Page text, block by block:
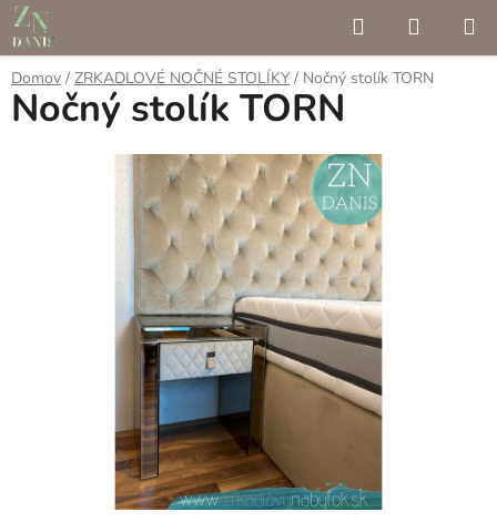
Prejsť
na
obsah
Hľadať
KOŠÍK
Domov / ZRKADLOVÉ NOČNÉ STOLÍKY / Nočný stolík TORN
Nočný stolík TORN